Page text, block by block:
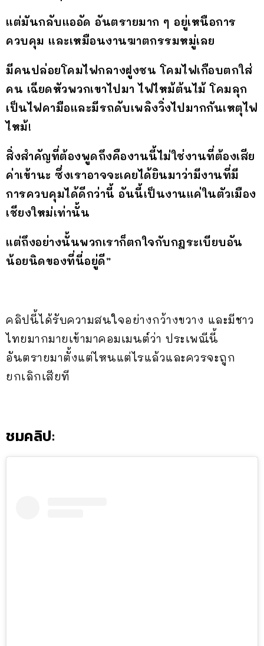
แต่มันกลับแออัด อันตรายมาก ๆ อยู่เหนือการ
ควบคุม และเหมือนงานฆาตกรรมหมู่เลย
มีคนปล่อยโคมไฟกลางฝูงชน โคมไฟเกือบตกใส่
คน เฉียดหัวพวกเขาไปมา ไฟไหม้ต้นไม้ โคมลุก
เป็นไฟคามือและมีรถดับเพลิงวิ่งไปมากกันเหตุไฟ
ไหม้!
สิ่งสำคัญที่ต้องพูดถึงคืองานนี้ไม่ใช่งานที่ต้องเสีย
ค่าเข้านะ ซึ่งเราอาจจะเคยได้ยินมาว่ามีงานที่มี
การควบคุมได้ดีกว่านี้ อันนี้เป็นงานแค่ในตัวเมือง
เชียงใหม่เท่านั้น
แต่ถึงอย่างนั้นพวกเราก็ตกใจกับกฎระเบียบอัน
น้อยนิดของที่นี่อยู่ดี”
คลิปนี้ได้รับความสนใจอย่างกว้างขวาง และมีชาว
ไทยมากมายเข้ามาคอมเมนต์ว่า ประเพณีนี้
อันตรายมาตั้งแต่ไหนแต่ไรแล้วและควรจะถูก
ยกเลิกเสียที
ชมคลิป: